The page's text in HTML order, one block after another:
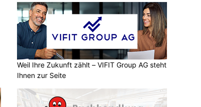
Weil Ihre Zukunft zählt – VIFIT Group AG steht
Ihnen zur Seite